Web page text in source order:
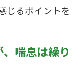
じるポイントを
喘息は繰り